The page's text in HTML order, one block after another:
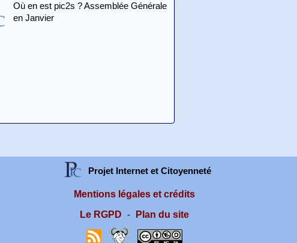
Où en est pic2s ? Assemblée Générale
en Janvier
Projet Internet et Citoyenneté
Mentions légales et crédits
Le RGPD
- Plan du site